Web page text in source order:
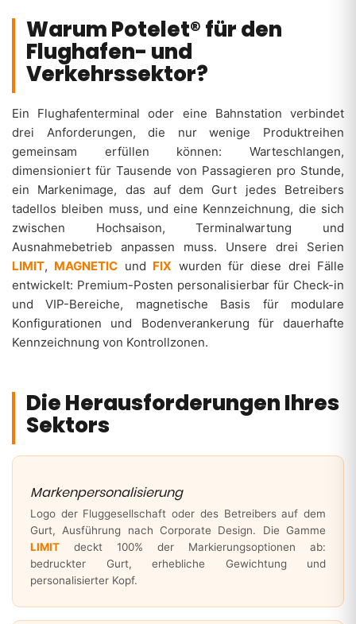
Warum Potelet® für den
Flughafen- und
Verkehrssektor?
Ein Flughafenterminal oder eine Bahnstation verbindet
drei Anforderungen, die nur wenige Produktreihen
gemeinsam erfüllen können: Warteschlangen,
dimensioniert für Tausende von Passagieren pro Stunde,
ein Markenimage, das auf dem Gurt jedes Betreibers
tadellos bleiben muss, und eine Kennzeichnung, die sich
zwischen Hochsaison, Terminalwartung und
Ausnahmebetrieb anpassen muss. Unsere drei Serien
LIMIT, MAGNETIC und FIX wurden für diese drei Fälle
entwickelt: Premium-Posten personalisierbar für Check-in
und VIP-Bereiche, magnetische Basis für modulare
Konfigurationen und Bodenverankerung für dauerhafte
Kennzeichnung von Kontrollzonen.
Die Herausforderungen Ihres
Sektors
Markenpersonalisierung
Logo der Fluggesellschaft oder des Betreibers auf dem
Gurt, Ausführung nach Corporate Design. Die Gamme
LIMIT deckt 100% der Markierungsoptionen ab:
bedruckter Gurt, erhebliche Gewichtung und
personalisierter Kopf.